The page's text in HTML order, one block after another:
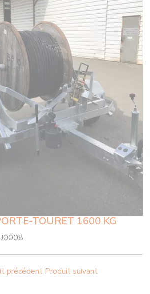
TOURET 1600 KG
précédent Produit suivant